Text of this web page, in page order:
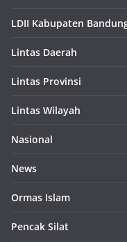
LDII Kabupaten
Lintas Daerah
Lintas Provinsi
Lintas Wilayah
Nasional
News
Ormas Islam
Pencak Silat